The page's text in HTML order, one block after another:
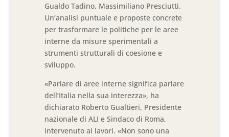
Gualdo Tadino, Massimiliano Presciutti.
Un’analisi puntuale e proposte concrete
per trasformare le politiche per le aree
interne da misure sperimentali a
strumenti strutturali di coesione e
sviluppo.
«Parlare di aree interne significa parlare
dell’Italia nella sua interezza», ha
dichiarato Roberto Gualtieri, Presidente
nazionale di ALI e Sindaco di Roma,
intervenuto ai lavori. «Non sono una